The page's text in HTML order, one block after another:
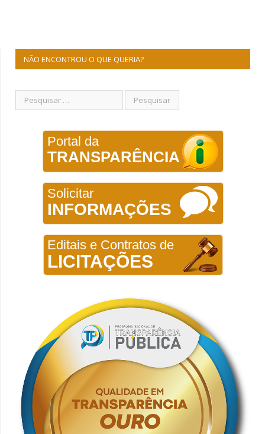
NÃO ENCONTROU O QUE QUERIA?
Portal da
TRANSPARÊNCIA
Solicitar
INFORMAÇÕES
Editais e Contratos de
LICITAÇÕES